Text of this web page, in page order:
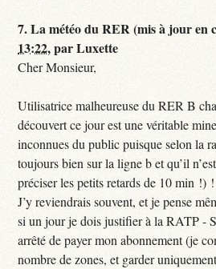
7.La météo du RER (mis à jour en
13:22,parLuxette
Cher Monsieur,
Utilisatrice malheureuse du RER B
découvert ce jour est une véritable
inconnues du public puisque selon la
toujours bien sur la ligne b et qu’il
préciser les petits retards de 10 min !) !
J’y reviendrais souvent, et je pense
si un jour je dois justifier à la RATP -
arrêté de payer mon abonnement (je
nombre de zones, et garder